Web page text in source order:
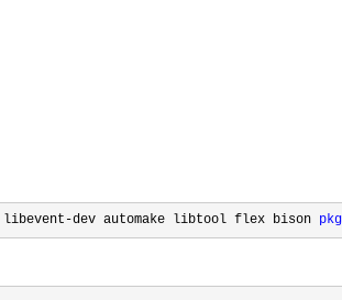
dev automake libtool flex bison